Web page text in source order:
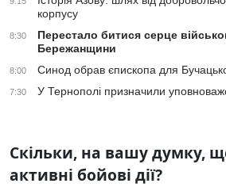
корпусу
8:30
Перестало битися серце
Бережанщини
8:00 Синод обрав єпископа для
7:30 У Тернополі призначили
Скільки, на вашу думку,
активні бойові дії?